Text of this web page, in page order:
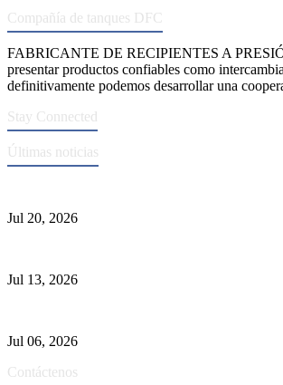
Compañía de tanques DFC
FABRICANTE DE RECIPIENTES A
presentar productos confiables como
definitivamente podemos desarrollar una
Stay Connected
Últimas noticias
Jul 20, 2026
Jul 13, 2026
Jul 06, 2026
Contáctenos